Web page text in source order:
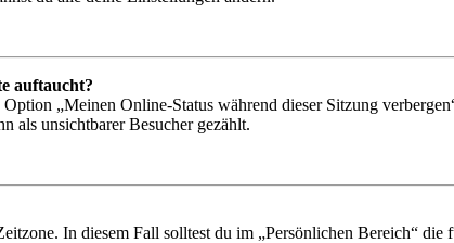
auftaucht?
„Meinen Online-Status während dieser Sitzung
als unsichtbarer Besucher gezählt.
In diesem Fall solltest du im „Persönlichen Bereich“